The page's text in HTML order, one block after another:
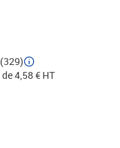
(329)
4,58 € HT